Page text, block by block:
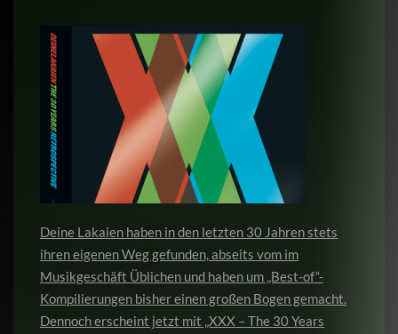
Deine Lakaien haben in den letzten 30 Jahren stets
ihren eigenen Weg gefunden, abseits vom im
Musikgeschäft Üblichen und haben um „Best-of“-
Kompilierungen bisher einen großen Bogen gemacht.
Dennoch erscheint jetzt mit „XXX – The 30 Years